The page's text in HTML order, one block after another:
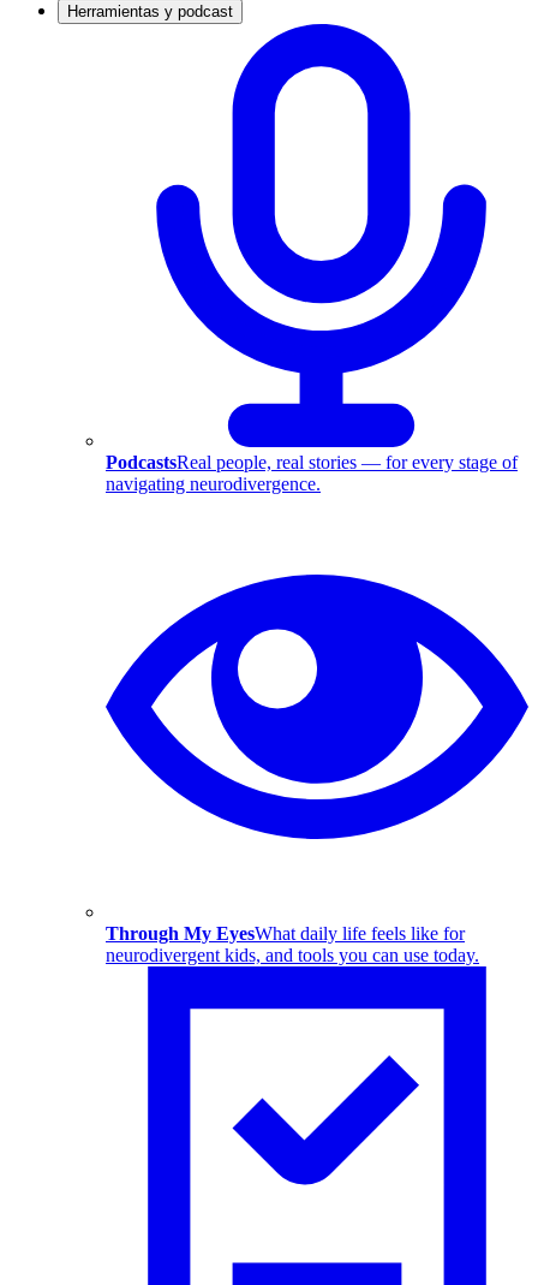
Herramientas y podcast
PodcastsReal people, real stories — for every stage of
navigating neurodivergence.
Through My EyesWhat daily life feels like for
neurodivergent kids, and tools you can use today.